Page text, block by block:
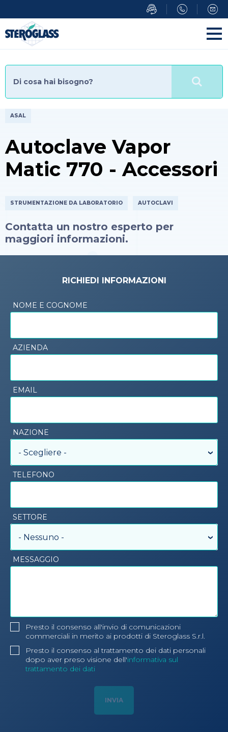
al
contenuto
principale
ASAL
Autoclave Vapor
Matic 770 - Accessori
STRUMENTAZIONE DA LABORATORIO AUTOCLAVI
Contatta un nostro esperto per
maggiori informazioni.
RICHIEDI INFORMAZIONI
NOME E COGNOME
AZIENDA
EMAIL
NAZIONE
- Scegliere -
TELEFONO
SETTORE
- Nessuno -
MESSAGGIO
Presto il consenso all'invio di comunicazioni
commerciali in merito ai prodotti di Steroglass S.r.l.
Presto il consenso al trattamento dei dati personali
dopo aver preso visione dell'informativa sul
trattamento dei dati